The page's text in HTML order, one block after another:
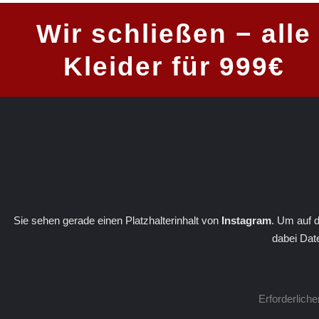
Wir schließen − alle
Kleider für 999€
Sie sehen gerade einen Platzhalterinhalt von Instagram. Um auf
dabei